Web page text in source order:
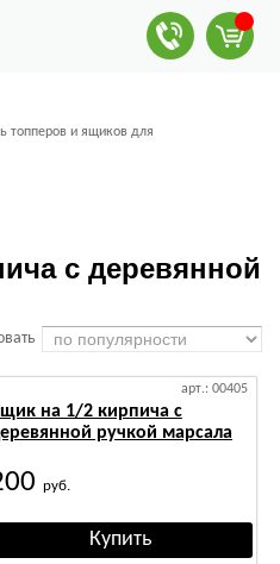
топперов и ящиков для
с деревянной
арт.: 00405
на 1/2 кирпича с
ручкой марсала
руб.